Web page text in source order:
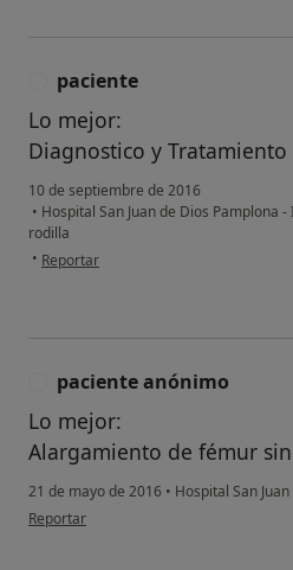
paciente
Lo mejor:
Diagnostico y
10 de septiembre de 2016
• Hospital San Juan de Dios Pamplona -
rodilla
• en opinión del usuario paciente
Reportar
paciente anónimo
Lo mejor:
Alargamiento de fémur
21 de mayo de 2016 • Hospital San
en opinión del usuario paciente anónimo
Reportar